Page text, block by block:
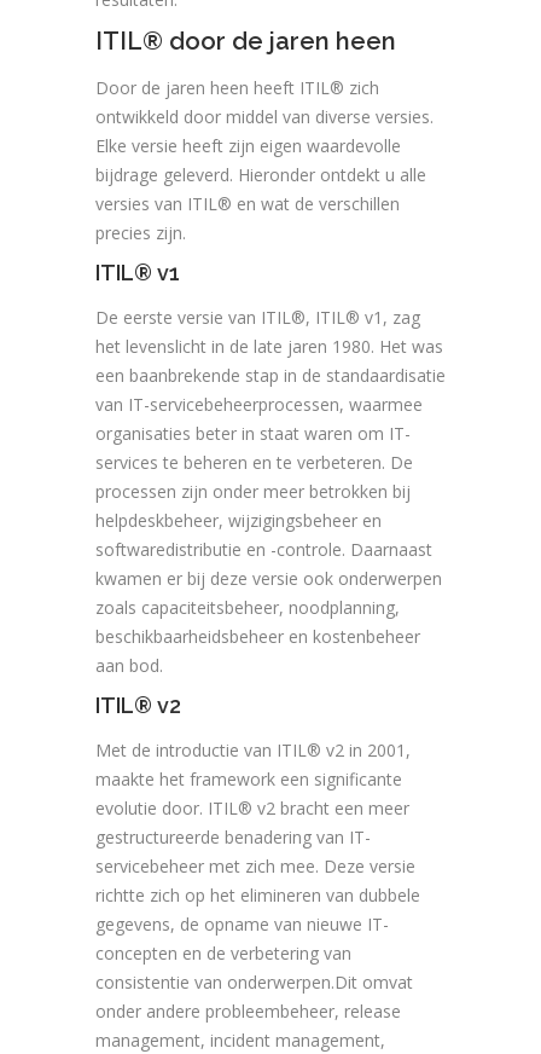
ITIL® door de jaren heen
Door de jaren heen heeft ITIL® zich
ontwikkeld door middel van diverse versies.
Elke versie heeft zijn eigen waardevolle
bijdrage geleverd. Hieronder ontdekt u alle
versies van ITIL® en wat de verschillen
precies zijn.
ITIL® v1
De eerste versie van ITIL®, ITIL® v1, zag
het levenslicht in de late jaren 1980. Het was
een baanbrekende stap in de standaardisatie
van IT-servicebeheerprocessen, waarmee
organisaties beter in staat waren om IT-
services te beheren en te verbeteren. De
processen zijn onder meer betrokken bij
helpdeskbeheer, wijzigingsbeheer en
softwaredistributie en -controle. Daarnaast
kwamen er bij deze versie ook onderwerpen
zoals capaciteitsbeheer, noodplanning,
beschikbaarheidsbeheer en kostenbeheer
aan bod.
ITIL® v2
Met de introductie van ITIL® v2 in 2001,
maakte het framework een significante
evolutie door. ITIL® v2 bracht een meer
gestructureerde benadering van IT-
servicebeheer met zich mee. Deze versie
richtte zich op het elimineren van dubbele
gegevens, de opname van nieuwe IT-
concepten en de verbetering van
consistentie van onderwerpen.Dit omvat
onder andere probleembeheer, release
management, incident management,